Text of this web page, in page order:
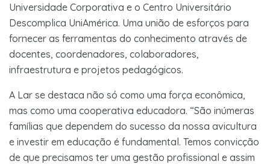
Universidade Corporativa e o Centro Universitário
Descomplica UniAmérica. Uma união de esforços para
fornecer as ferramentas do conhecimento através de
docentes, coordenadores, colaboradores,
infraestrutura e projetos pedagógicos.
A Lar se destaca não só como uma força econômica,
mas como uma cooperativa educadora. “São inúmeras
famílias que dependem do sucesso da nossa avicultura
e investir em educação é fundamental. Temos convicção
de que precisamos ter uma gestão profissional e assim